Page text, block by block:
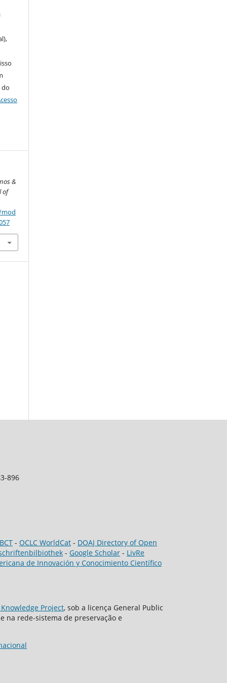
do
&
of
896
- OCLC WorldCat - DOAJ Directory of Open
- Google Scholar - LivRe
de Innovación y Conocimiento Científico
Project, sob a licença General Public
e na rede-sistema de preservação e